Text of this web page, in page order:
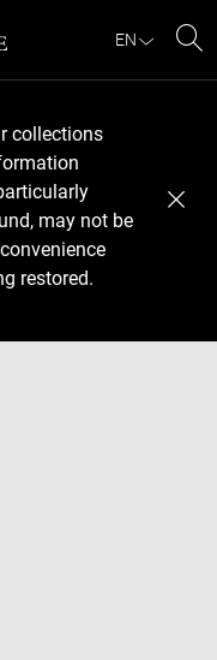
EN
collections
may not be
restored.